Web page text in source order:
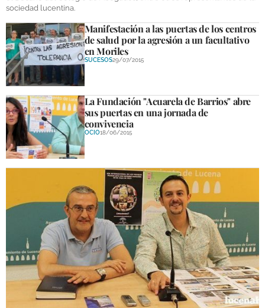
sociedad lucentina.
Manifestación a las puertas de los centros
de salud por la agresión a un facultativo
en Moriles
SUCESOS29/07/2015
La Fundación "Acuarela de Barrios" abre
sus puertas en una jornada de
convivencia
OCIO18/06/2015